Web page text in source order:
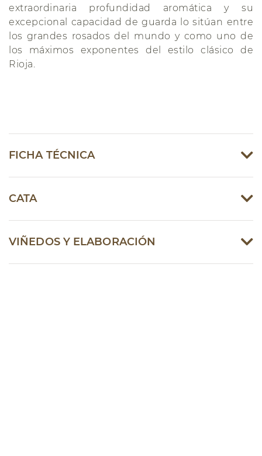
extraordinaria profundidad aromática y su
excepcional capacidad de guarda lo sitúan entre
los grandes rosados del mundo y como uno de
los máximos exponentes del estilo clásico de
Rioja.
FICHA TÉCNICA
CATA
VIÑEDOS Y ELABORACIÓN